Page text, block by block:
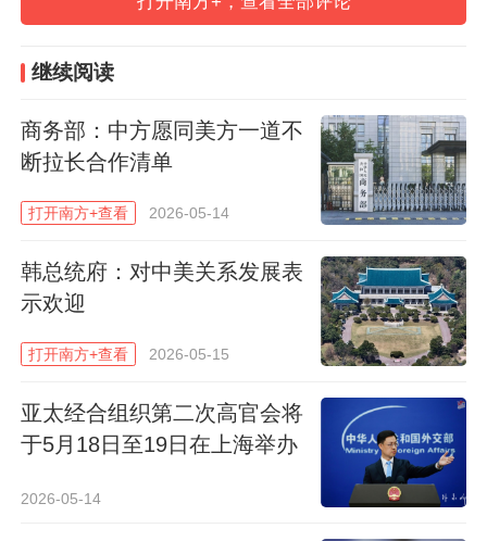
继续阅读
商务部：中方愿同美方一道不
断拉长合作清单
打开南方+查看 2026-05-14
韩总统府：对中美关系发展表
示欢迎
打开南方+查看 2026-05-15
亚太经合组织第二次高官会将
于5月18日至19日在上海举办
2026-05-14